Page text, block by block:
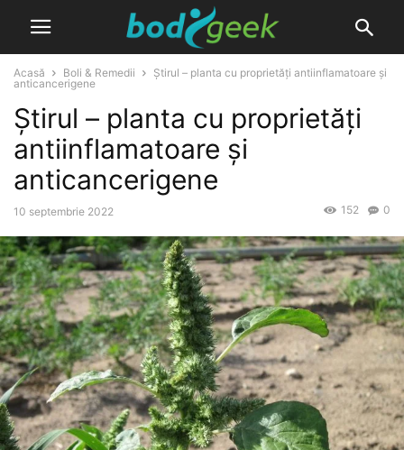
Acasă Boli & Remedii
Știrul – planta cu proprietăți antiinflamatoare și
anticancerigene
Știrul – planta cu proprietăți
antiinflamatoare și
anticancerigene
10 septembrie 2022 0
152